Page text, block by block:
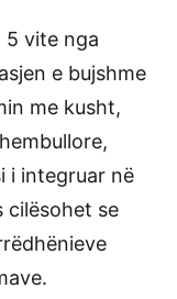
5 vite nga
e bujshme
me kusht,
i integruar në
cilësohet se